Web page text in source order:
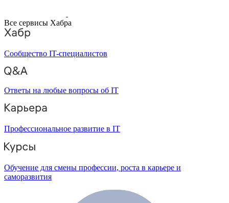
Все сервисы Хабра
Сообщество IT-специалистов
Ответы на любые вопросы об IT
Профессиональное развитие в IT
Обучение для смены профессии, роста в карьере и
саморазвития